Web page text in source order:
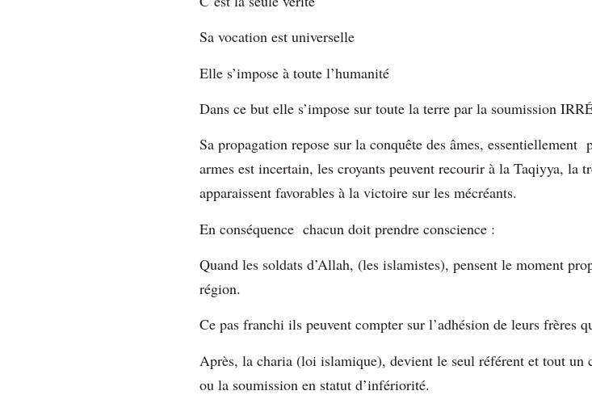
Sa vocation est universelle
Elle s’impose à toute l’humanité
Dans ce but elle s’impose sur toute la terre par la soumission
Sa propagation repose sur la conquête des âmes,
armes est incertain, les croyants peuvent recourir à la Taqiyya, la
apparaissent favorables à la victoire sur les mécréants.
En conséquence chacun doit prendre conscience :
Quand les soldats d’Allah, (les islamistes), pensent le moment
région.
Ce pas franchi ils peuvent compter sur l’adhésion de leurs frères
Après, la charia (loi islamique), devient le seul référent et tout un
ou la soumission en statut d’infériorité.